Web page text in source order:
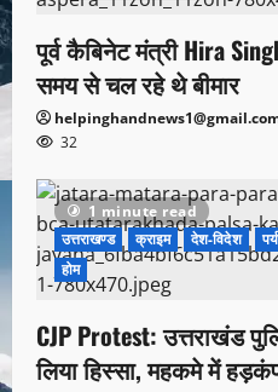
पूर्व कैबिनेट मंत्री Hira
समय से चल रहे थे बीमार
32
1 minute read
उत्तराखण्ड
क्राइम देश-विदेश
होम
CJP Protest: उत्तराखंड
लिया हिस्सा, महकमे में